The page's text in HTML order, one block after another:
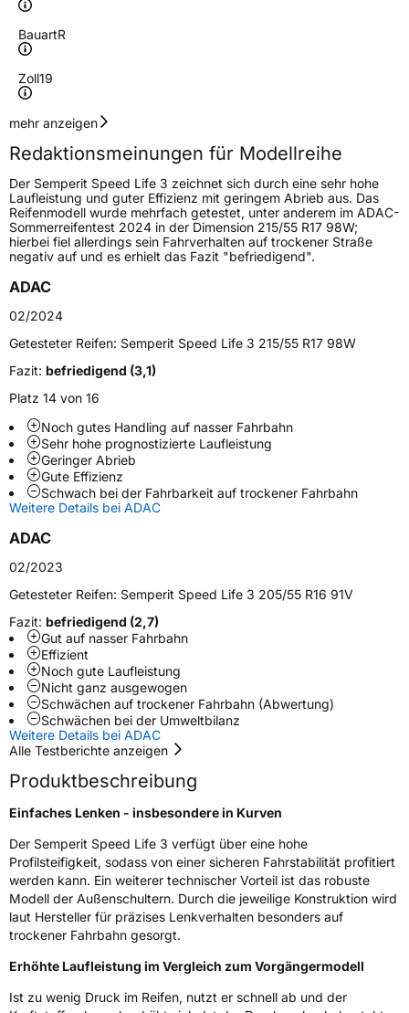
BauartR
Zoll19
Geschwindigkeitsindex
Höchstgeschwindigkeit
300 km/h
Lastindex107
Höchstlast975 kg
Gewicht (in kg)14,67 kg
FahrzeugtypPKW
VerwendungSommerreifen
ModellnameSpeed Life 3
Fahrzeugart
PKW & SUV
Weitere Eigenschaften
SchlauchtypTL
Verstärkt XL
FelgenschutzFR
EU Label
EffizienzC
NasshaftungB
Rollgeräusch (Klasse)B
Rollgeräusch (dB)73
Fahrzeugklasse
3PMSF / Schneeflockensymbol / Alpine-Symbol
EPREL ID492850
mehr anzeigen
Redaktionsmeinungen für Modellreihe
Der Semperit Speed Life 3 zeichnet sich durch eine sehr hohe
Laufleistung und guter Effizienz mit geringem Abrieb aus. Das
Reifenmodell wurde mehrfach getestet, unter anderem im ADAC-
Sommerreifentest 2024 in der Dimension 215/55 R17 98W;
hierbei fiel allerdings sein Fahrverhalten auf trockener Straße
negativ auf und es erhielt das Fazit "befriedigend".
ADAC
02/2024
Getesteter Reifen: Semperit Speed Life 3 215/55 R17 98W
Fazit: befriedigend (3,1)
Platz 14 von 16
Noch gutes Handling auf nasser Fahrbahn
Sehr hohe prognostizierte Laufleistung
Geringer Abrieb
Gute Effizienz
Schwach bei der Fahrbarkeit auf trockener Fahrbahn
Weitere Details bei ADAC
ADAC
02/2023
Getesteter Reifen: Semperit Speed Life 3 205/55 R16 91V
Fazit: befriedigend (2,7)
Gut auf nasser Fahrbahn
Effizient
Noch gute Laufleistung
Nicht ganz ausgewogen
Schwächen auf trockener Fahrbahn (Abwertung)
Schwächen bei der Umweltbilanz
Weitere Details bei ADAC
Alle Testberichte anzeigen
Produktbeschreibung
Einfaches Lenken - insbesondere in Kurven
Der Semperit Speed Life 3 verfügt über eine hohe
Profilsteifigkeit, sodass von einer sicheren Fahrstabilität profitiert
werden kann. Ein weiterer technischer Vorteil ist das robuste
Modell der Außenschultern. Durch die jeweilige Konstruktion wird
laut Hersteller für präzises Lenkverhalten besonders auf
trockener Fahrbahn gesorgt.
Erhöhte Laufleistung im Vergleich zum Vorgängermodell
Ist zu wenig Druck im Reifen, nutzt er schnell ab und der